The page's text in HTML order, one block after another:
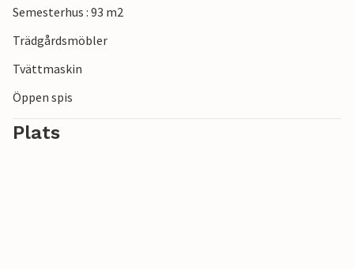
Semesterhus : 93 m2
Trädgårdsmöbler
Tvättmaskin
Öppen spis
Plats